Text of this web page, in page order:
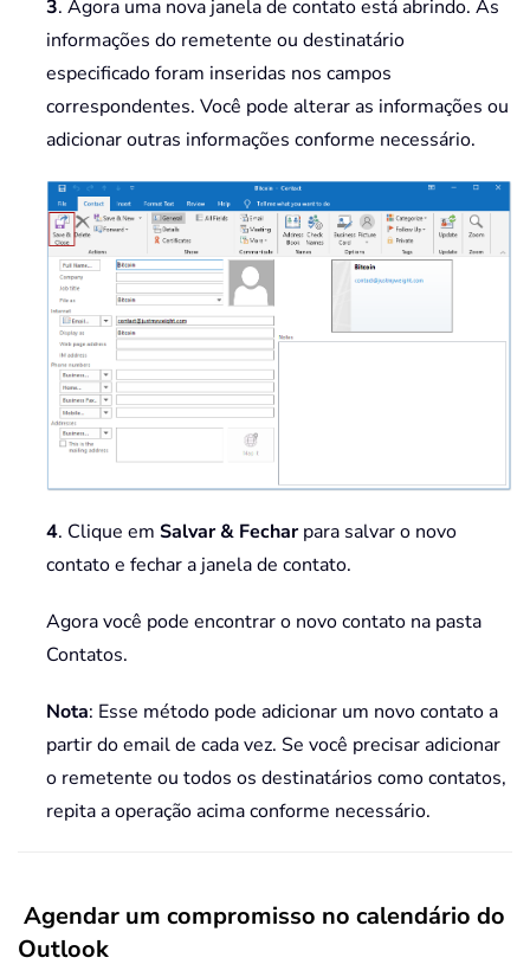
3. Agora uma nova janela de contato está abrindo. As
informações do remetente ou destinatário
especificado foram inseridas nos campos
correspondentes. Você pode alterar as informações ou
adicionar outras informações conforme necessário.
4. Clique em Salvar & Fecharpara salvar o novo
contato e fechar a janela de contato.
Agora você pode encontrar o novo contato na pasta
Contatos.
Nota: Esse método pode adicionar um novo contato a
partir do email de cada vez. Se você precisar adicionar
o remetente ou todos os destinatários como contatos,
repita a operação acima conforme necessário.
Agendar um compromisso no calendário do
Outlook